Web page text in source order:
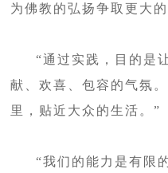
为佛教的弘扬争取更大
“通过实践，目的是
献、欢喜、包容的气氛
里，贴近大众的生活。”
“我们的能力是有限